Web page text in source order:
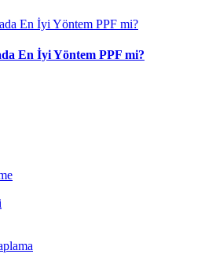
En İyi Yöntem PPF mi?